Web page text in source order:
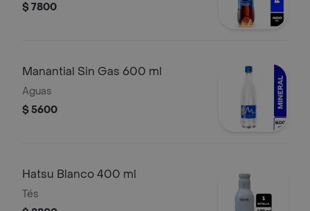
$ 7800
Manantial Sin Gas 600 ml
Aguas
$ 5600
Hatsu Blanco 400 ml
Tés